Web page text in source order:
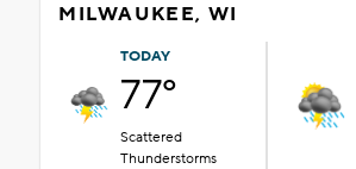
MILWAUKEE, WI
TODAY
77°
Scattered
Thunderstorms